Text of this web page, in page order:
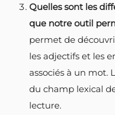
Quelles sont les
que notre outil
permet de
les adjectifs et les
associés à un mot.
du champ lexical
lecture.